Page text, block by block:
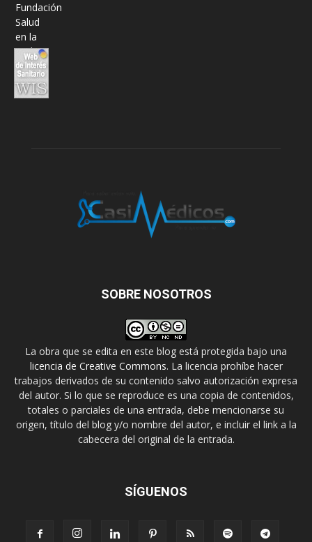
SOBRE NOSOTROS
La obra que se edita en este blog está protegida bajo una
licencia de Creative Commons. La licencia prohíbe hacer
trabajos derivados de su contenido salvo autorización expresa
del autor. Si lo que se reproduce es una copia de contenidos,
totales o parciales de una entrada, debe mencionarse su
origen, título del blog y/o nombre del autor, e incluir el link a la
cabecera del original de la entrada.
SÍGUENOS